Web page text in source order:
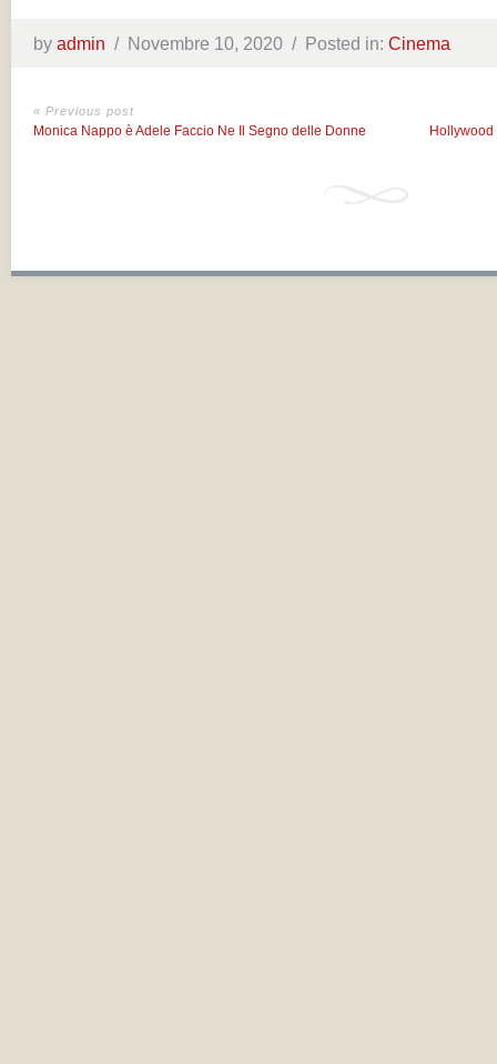
by admin / Novembre 10, 2020 / Posted in: Cinema
« Previous post
Monica Nappo è Adele Faccio Ne Il Segno delle Donne Hollywood